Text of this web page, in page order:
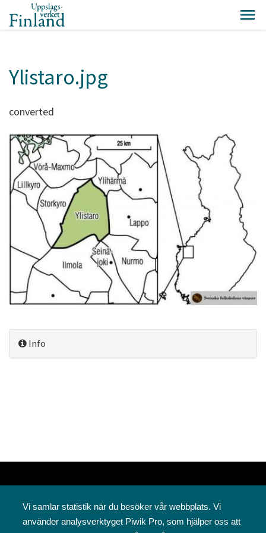
Ylistaro.jpg
converted
Info
Vi samlar statistik när du besöker vår webbplats. Vi
använder analysverktyget Piwik Pro, som hjälper oss att